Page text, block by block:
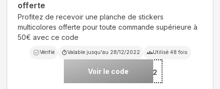
offerte
Profitez de recevoir une planche de stickers
multicolores offerte pour toute commande supérieure à
50€ avec ce code
Vérifié Valable jusqu'au 28/12/2022 Utilisé 48 fois
Voir le code
***CKER2022